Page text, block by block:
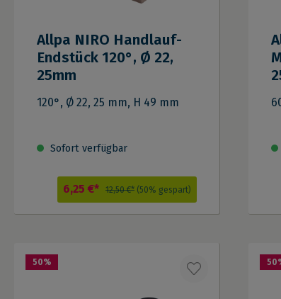
Allpa NIRO Handlauf-
Endstück 120°, Ø 22,
25mm
120°, Ø 22, 25 mm, H 49 mm
Sofort verfügbar
6,25 €* 12,50 €* (50% gespart)
50% 50